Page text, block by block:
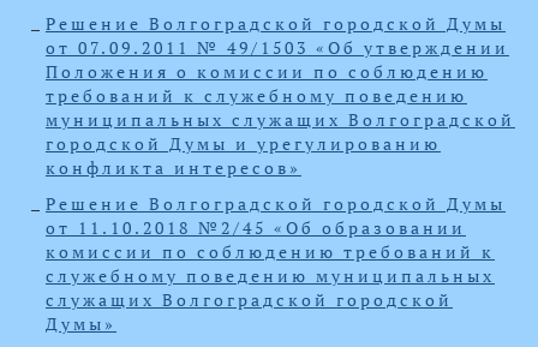
Решение Волгоградской городской Думы
от 07.09.2011 № 49/1503 «Об утверждении
Положения о комиссии по соблюдению
требований к служебному поведению
муниципальных служащих Волгоградской
городской Думы и урегулированию
конфликта интересов»
Решение Волгоградской городской Думы
от 11.10.2018 №2/45 «Об образовании
комиссии по соблюдению требований к
служебному поведению муниципальных
служащих Волгоградской городской
Думы»